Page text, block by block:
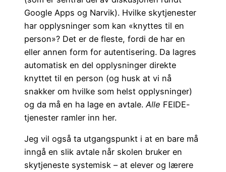
Google Apps og Narvik). Hvilke skytjenester
har opplysninger som kan «knyttes til en
person»? Det er de fleste, fordi de har en
eller annen form for autentisering. Da lagres
automatisk en del opplysninger direkte
knyttet til en person (og husk at vi nå
snakker om hvilke som helst opplysninger)
og da må en ha lage en avtale. Alle FEIDE-
tjenester ramler inn her.
Jeg vil også ta utgangspunkt i at en bare må
inngå en slik avtale når skolen bruker en
skytjeneste systemisk – at elever og lærere